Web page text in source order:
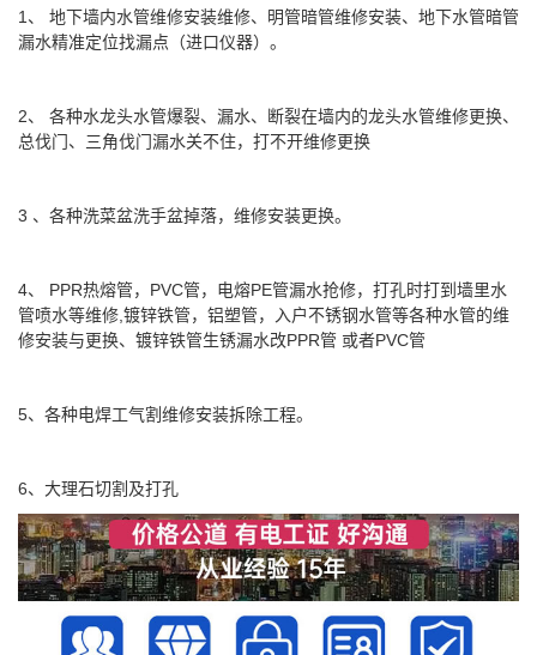
1、 地下墙内水管维修安装维修、明管暗管维修安装、地下水管暗管
漏水精准定位找漏点（进口仪器）。
2、 各种水龙头水管爆裂、漏水、断裂在墙内的龙头水管维修更换、
总伐门、三角伐门漏水关不住，打不开维修更换
3 、各种洗菜盆洗手盆掉落，维修安装更换。
4、 PPR热熔管，PVC管，电熔PE管漏水抢修，打孔时打到墙里水
管喷水等维修,镀锌铁管，铝塑管，入户不锈钢水管等各种水管的维
修安装与更换、镀锌铁管生锈漏水改PPR管 或者PVC管
5、各种电焊工气割维修安装拆除工程。
6、大理石切割及打孔